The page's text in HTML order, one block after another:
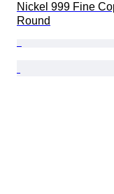
Nickel 999 Fine
Round